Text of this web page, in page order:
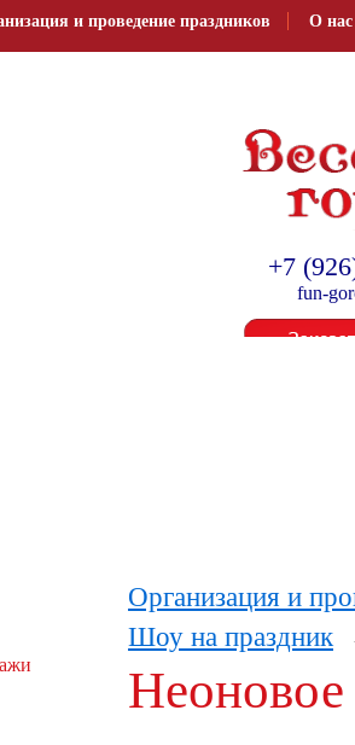
и проведение праздников О нас
+7
fun-
Организация и
Шоу на праздник